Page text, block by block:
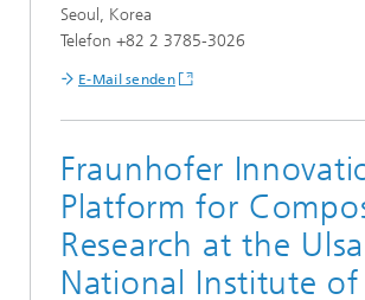
Seoul, Korea
Telefon +82 2 3785-3026
E-Mail senden
Fraunhofer
Platform for
Research at the
National Institute of